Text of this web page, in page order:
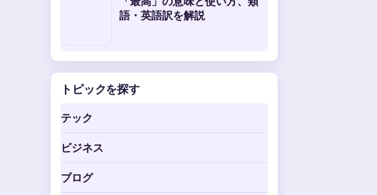
語・英語訳を解説
トピックを探す
テック
ビジネス
ブログ